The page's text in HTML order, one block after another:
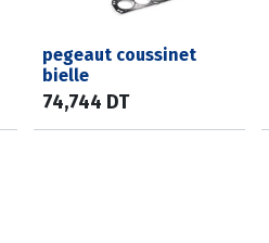
pegeaut coussinet
bielle
74,744 DT